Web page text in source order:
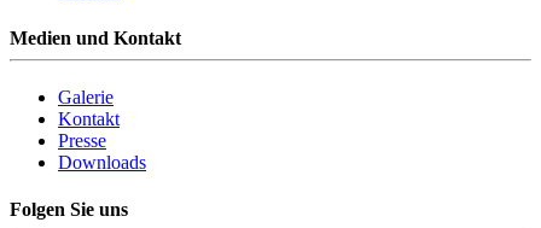
Medien und Kontakt
Galerie
Kontakt
Presse
Downloads
Folgen Sie uns